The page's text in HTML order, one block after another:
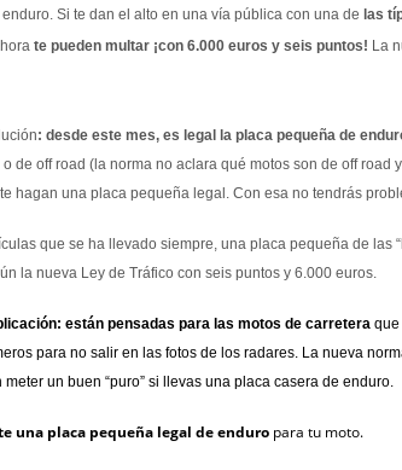
Si te dan el alto en una vía pública con una de las
te pueden multar ¡con 6.000 euros y seis puntos! La
: desde este mes, es legal la placa pequeña de
de off road (la norma no aclara qué motos son de off road
hagan una placa pequeña legal. Con esa no tendrás
que se ha llevado siempre, una placa pequeña de las
la nueva Ley de Tráfico con seis puntos y 6.000 euros.
están pensadas para las motos de carretera que
para no salir en las fotos de los radares. La nueva
un buen “puro” si llevas una placa casera de enduro.
una placa pequeña legal de enduro para tu moto.